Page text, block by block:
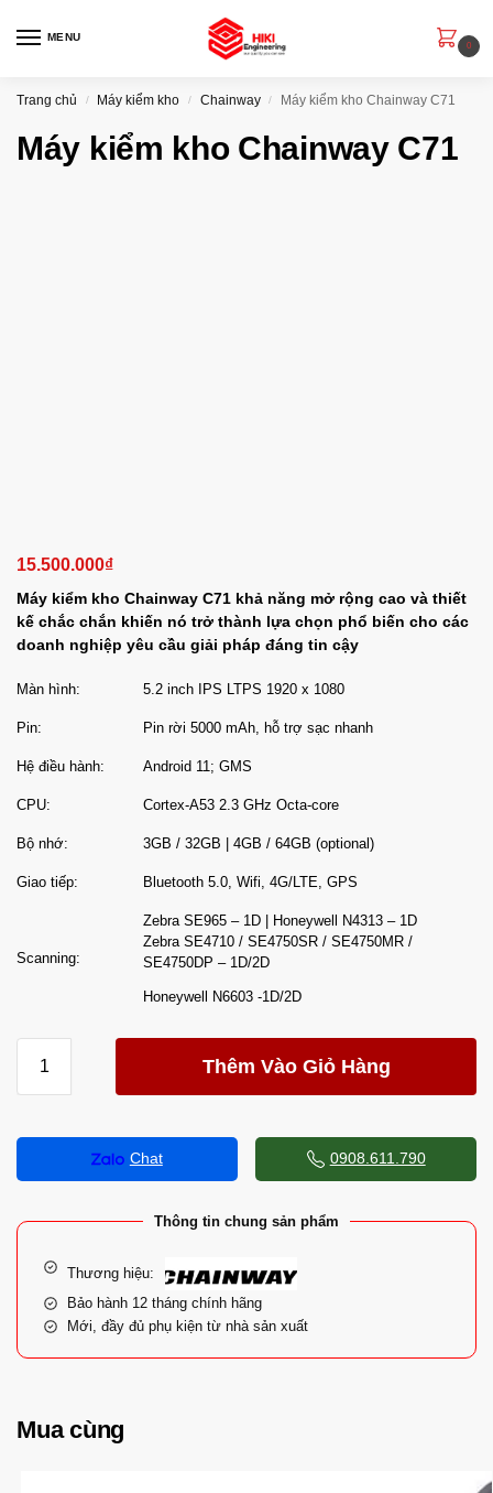
MENU
0
Trang chủ / Máy kiểm kho / Chainway / Máy kiểm kho Chainway C71
Máy kiểm kho Chainway C71
15.500.000₫
Máy kiểm kho Chainway C71 khả năng mở rộng cao và thiết
kế chắc chắn khiến nó trở thành lựa chọn phổ biến cho các
doanh nghiệp yêu cầu giải pháp đáng tin cậy
Màn hình: 5.2 inch IPS LTPS 1920 x 1080
Pin: Pin rời 5000 mAh, hỗ trợ sạc nhanh
Hệ điều hành: Android 11; GMS
CPU: Cortex-A53 2.3 GHz Octa-core
Bộ nhớ: 3GB / 32GB | 4GB / 64GB (optional)
Giao tiếp: Bluetooth 5.0, Wifi, 4G/LTE, GPS
Scanning:
Zebra SE965 – 1D | Honeywell N4313 – 1D
Zebra SE4710 / SE4750SR / SE4750MR /
SE4750DP – 1D/2D
Honeywell N6603 -1D/2D
Thêm Vào Giỏ Hàng
Chat 0908.611.790
Thông tin chung sản phẩm
Thương hiệu:
Bảo hành 12 tháng chính hãng
Mới, đầy đủ phụ kiện từ nhà sản xuất
Mua cùng